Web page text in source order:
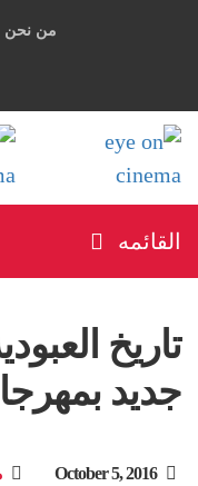
من نحن
القائمه
تاريخ
جديد
October 5, 2016